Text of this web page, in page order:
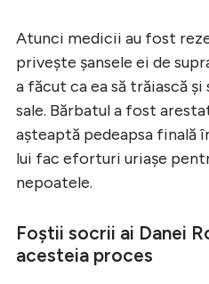
Atunci medicii au fost
privește șansele ei de
a făcut ca ea să trăiască
sale. Bărbatul a fost
așteaptă pedeapsa finală
lui fac eforturi uriașe
nepoatele.
Foștii socrii ai Danei
acesteia proces